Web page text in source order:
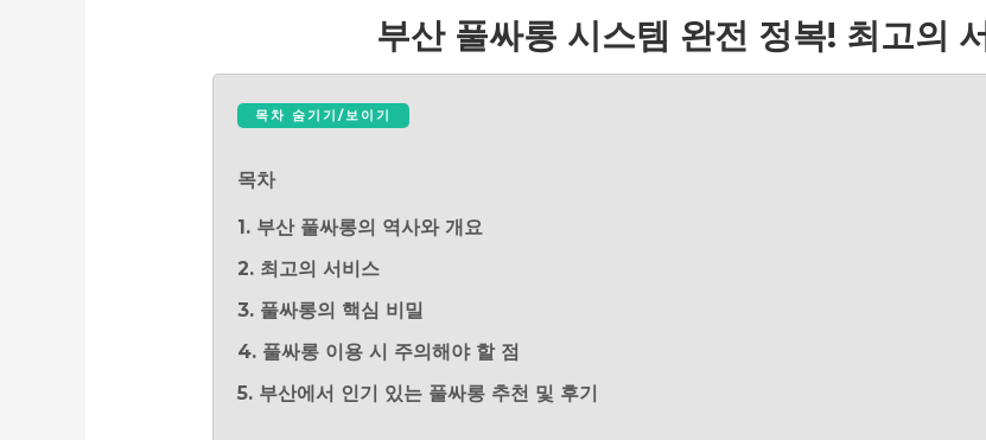
부산 풀싸롱 시스템 완전 정복! 최고의
목차 숨기기/보이기
목차
1. 부산 풀싸롱의 역사와 개요
2. 최고의 서비스
3. 풀싸롱의 핵심 비밀
4. 풀싸롱 이용 시 주의해야 할 점
5. 부산에서 인기 있는 풀싸롱 추천 및 후기